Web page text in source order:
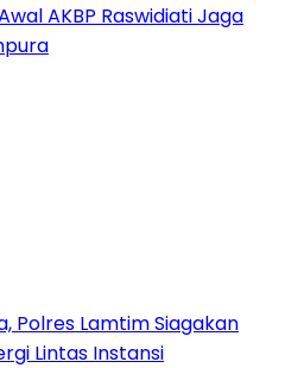
AKBP Raswidiati Jaga
Polres Lamtim Siagakan
Lintas Instansi